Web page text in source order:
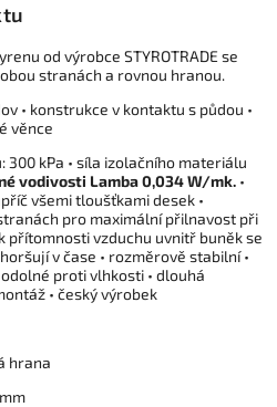
od výrobce STYROTRADE se
stranách a rovnou hranou.
• konstrukce v kontaktu s půdou •
věnce
300 kPa • síla izolačního materiálu
vodivosti Lamba 0,034 W/mk. •
všemi tloušťkami desek •
pro maximální přilnavost při
přítomnosti vzduchu uvnitř buněk se
v čase • rozměrově stabilní •
proti vlhkosti • dlouhá
• český výrobek
hrana